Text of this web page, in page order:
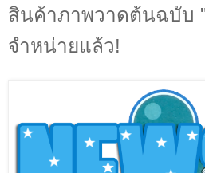
สินค้าภาพวาดต้นฉบับ "
จำหน่ายแล้ว!